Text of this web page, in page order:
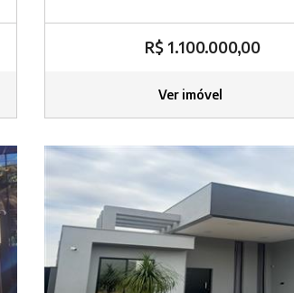
R$ 1.100.000,00
Ver imóvel